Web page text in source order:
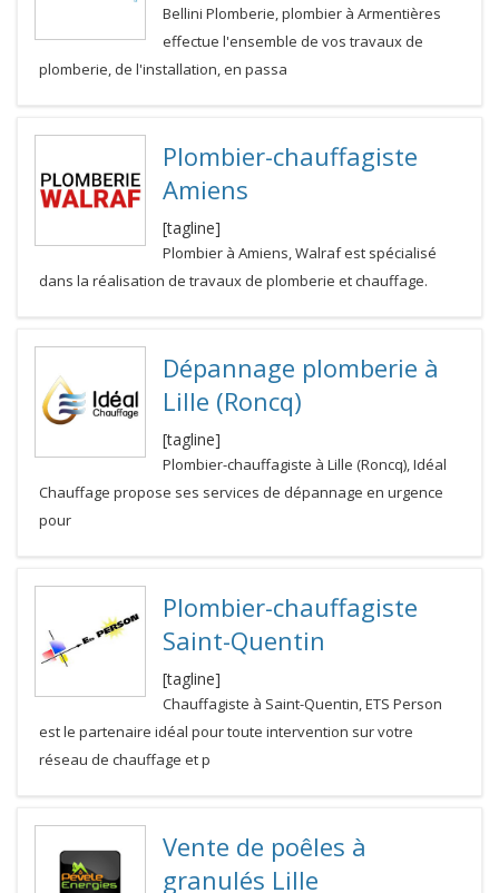
Bellini Plomberie, plombier à Armentières
effectue l'ensemble de vos travaux de
plomberie, de l'installation, en passa
Plombier-chauffagiste
Amiens
[tagline]
Plombier à Amiens, Walraf est spécialisé
dans la réalisation de travaux de plomberie et chauffage.
Dépannage plomberie à
Lille (Roncq)
[tagline]
Plombier-chauffagiste à Lille (Roncq), Idéal
Chauffage propose ses services de dépannage en urgence
pour
Plombier-chauffagiste
Saint-Quentin
[tagline]
Chauffagiste à Saint-Quentin, ETS Person
est le partenaire idéal pour toute intervention sur votre
réseau de chauffage et p
Vente de poêles à
granulés Lille